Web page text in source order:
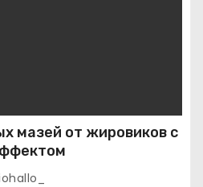
мазей от жировиков с